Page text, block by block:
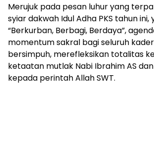
Merujuk pada pesan luhur yang
syiar dakwah Idul Adha PKS tahun ini,
“Berkurban, Berbagi, Berdaya”,
momentum sakral bagi seluruh
bersimpuh, merefleksikan totalitas
ketaatan mutlak Nabi Ibrahim AS dan
kepada perintah Allah SWT.